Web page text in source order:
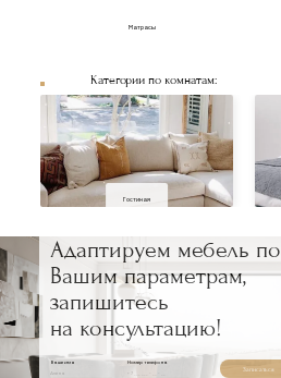
Матрасы
Категории по комнатам:
Гостиная
Адаптируем мебель по
Вашим параметрам,
запишитесь
на консультацию!
Ваше имя Номер телефона
Записаться